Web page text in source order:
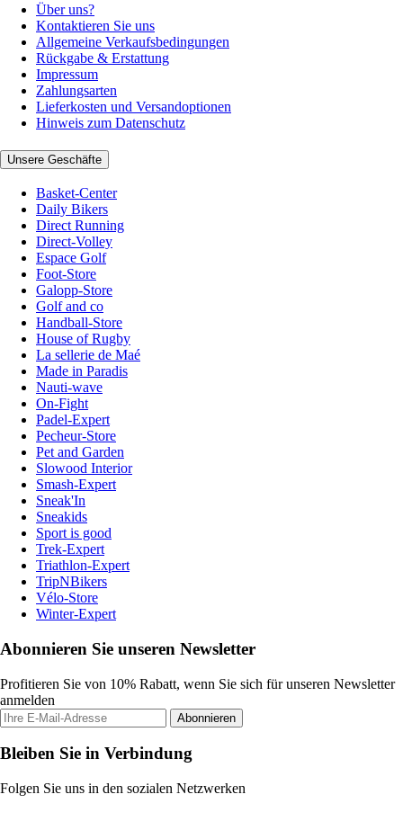
Über uns?
Kontaktieren Sie uns
Allgemeine Verkaufsbedingungen
Rückgabe & Erstattung
Impressum
Zahlungsarten
Lieferkosten und Versandoptionen
Hinweis zum Datenschutz
Unsere Geschäfte
Basket-Center
Daily Bikers
Direct Running
Direct-Volley
Espace Golf
Foot-Store
Galopp-Store
Golf and co
Handball-Store
House of Rugby
La sellerie de Maé
Made in Paradis
Nauti-wave
On-Fight
Padel-Expert
Pecheur-Store
Pet and Garden
Slowood Interior
Smash-Expert
Sneak'In
Sneakids
Sport is good
Trek-Expert
Triathlon-Expert
TripNBikers
Vélo-Store
Winter-Expert
Abonnieren Sie unseren Newsletter
Profitieren Sie von 10% Rabatt, wenn Sie sich für unseren Newsletter
anmelden
Abonnieren
Bleiben Sie in Verbindung
Folgen Sie uns in den sozialen Netzwerken